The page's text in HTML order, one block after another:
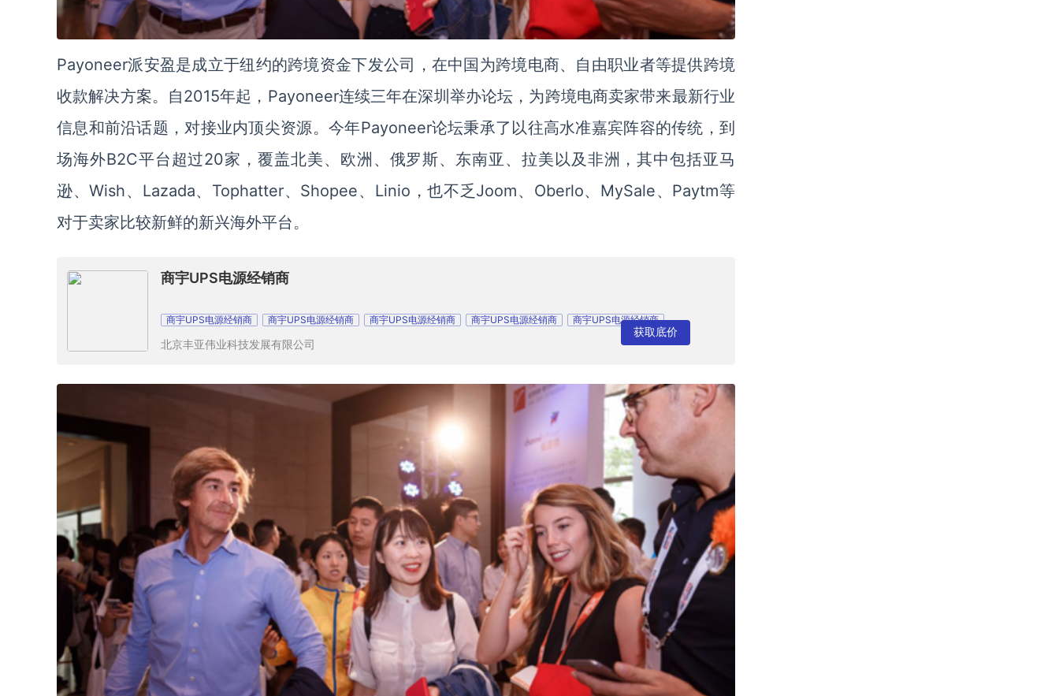
Payoneer派安盈是成立于纽约的跨境资金下发公司，在中国为跨境电商、自由职业者等提供跨境
收款解决方案。自2015年起，Payoneer连续三年在深圳举办论坛，为跨境电商卖家带来最新行业
信息和前沿话题，对接业内顶尖资源。今年Payoneer论坛秉承了以往高水准嘉宾阵容的传统，到
场海外B2C平台超过20家，覆盖北美、欧洲、俄罗斯、东南亚、拉美以及非洲，其中包括亚马
逊、Wish、Lazada、Tophatter、Shopee、Linio，也不乏Joom、Oberlo、MySale、Paytm等
对于卖家比较新鲜的新兴海外平台。
商宇UPS电源经销商
商宇UPS电源经销商 商宇UPS电源经销商 商宇UPS电源经销商 商宇UPS电源经销商 商宇UPS电源经销商
北京丰亚伟业科技发展有限公司
获取底价